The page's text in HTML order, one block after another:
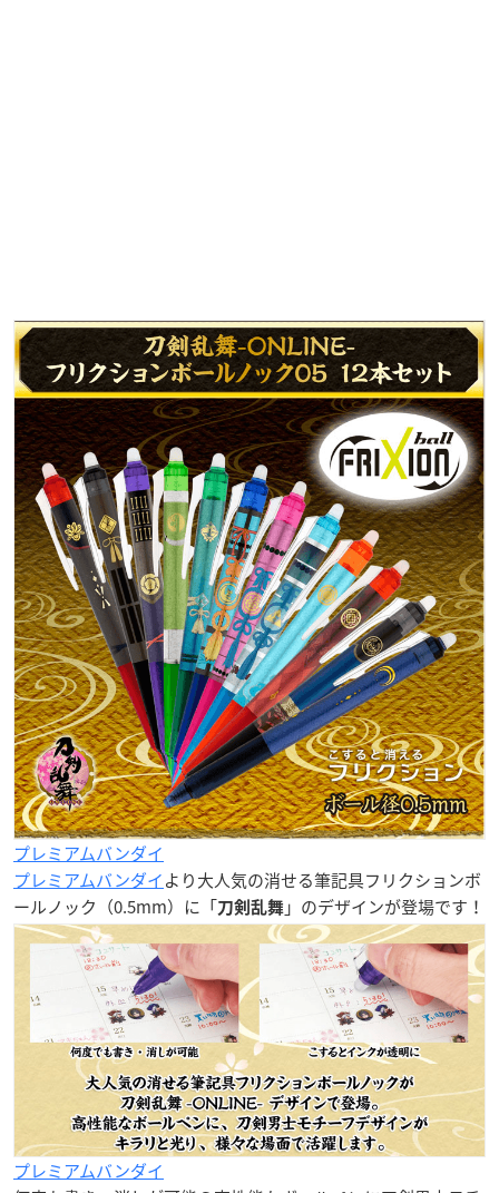
プレミアムバンダイ
プレミアムバンダイより大人気の消せる筆記具フリクションボ
ールノック（0.5mm）に「刀剣乱舞 」のデザインが登場です！
プレミアムバンダイ